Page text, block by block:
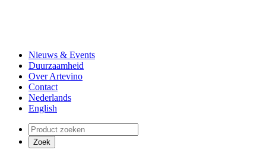
Nieuws & Events
Duurzaamheid
Over Artevino
Contact
Nederlands
English